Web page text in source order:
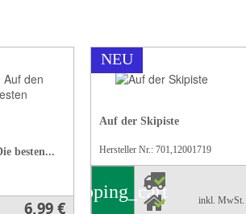
besten...
6,99 €
NEU
Auf der Skipiste
Hersteller Nr.: 701,12001719
inkl. MwSt.
shopping_cart